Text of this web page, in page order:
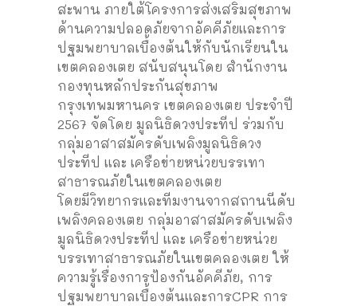
สะพาน ภายใต้โครงการส่งเสริมสุขภาพ
ด้านความปลอดภัยจากอัคคีภัยและการ
ปฐมพยาบาลเบื้องต้นให้กับนักเรียนใน
เขตคลองเตย สนับสนุนโดย สำนักงาน
กองทุนหลักประกันสุขภาพ
กรุงเทพมหานคร เขตคลองเตย ประจำปี
2567 จัดโดย มูลนิธิดวงประทีป ร่วมกับ
กลุ่มอาสาสมัครดับเพลิงมูลนิธิดวง
ประทีป และ เครือข่ายหน่วยบรรเทา
สาธารณภัยในเขตคลองเตย
โดยมีวิทยากรและทีมงานจากสถานนีดับ
เพลิงคลองเตย กลุ่มอาสาสมัครดับเพลิง
มูลนิธิดวงประทีป และ เครือข่ายหน่วย
บรรเทาสาธารณภัยในเขตคลองเตย ให้
ความรู้เรื่องการป้องกันอัคคีภัย, การ
ปฐมพยาบาลเบื้องต้นและการCPR การ